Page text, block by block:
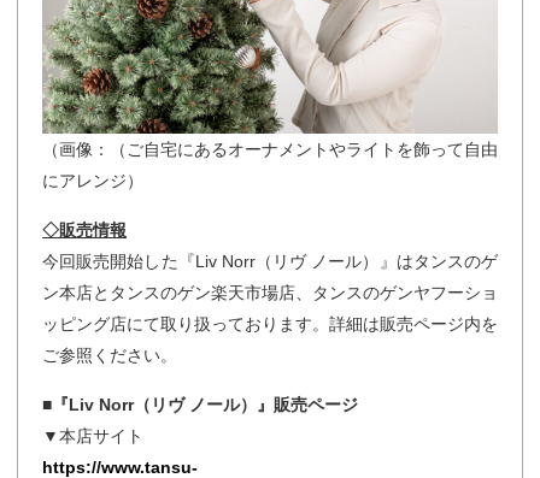
（画像：（ご自宅にあるオーナメントやライトを飾って自由
にアレンジ）
◇販売情報
今回販売開始した『Liv Norr（リヴ ノール）』はタンスのゲ
ン本店とタンスのゲン楽天市場店、タンスのゲンヤフーショ
ッピング店にて取り扱っております。詳細は販売ページ内を
ご参照ください。
■『Liv Norr（リヴ ノール）』販売ページ
▼本店サイト
https://www.tansu-